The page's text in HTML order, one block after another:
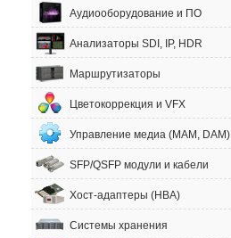
Аудиооборудование и ПО
Анализаторы SDI, IP, HDR
Маршрутизаторы
Цветокоррекция и VFX
Управление медиа (MAM, DAM)
SFP/QSFP модули и кабели
Хост-адаптеры (HBA)
Системы хранения